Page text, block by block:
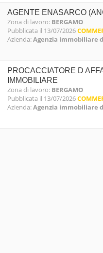
AGENTE ENASARCO
Zona di lavoro: BERGAMO
Pubblicata il 13/07/2026
Azienda:Agenzia immobiliare
PROCACCIATORE D
IMMOBILIARE
Zona di lavoro: BERGAMO
Pubblicata il 13/07/2026
Azienda:Agenzia immobiliare